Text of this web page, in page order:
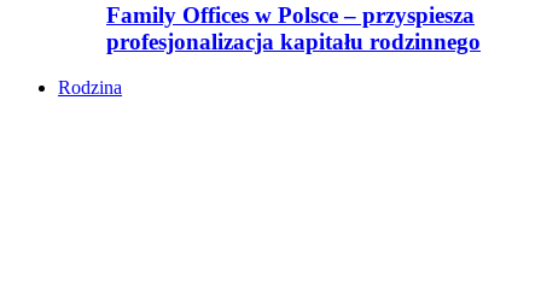
Family Offices w Polsce – przyspiesza
profesjonalizacja kapitału rodzinnego
Rodzina